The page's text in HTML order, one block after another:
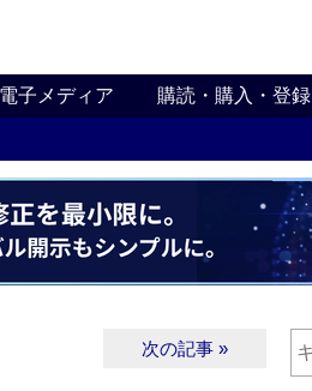
子メディア 購読・購入・登録
次の記事 »